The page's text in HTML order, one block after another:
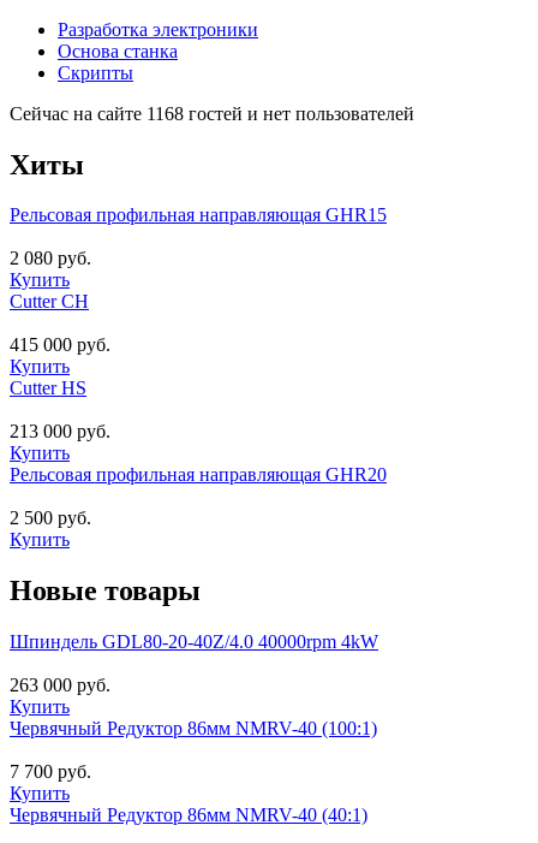
Разработка электроники
Основа станка
Скрипты
Сейчас на сайте 1168 гостей и нет пользователей
Хиты
Рельсовая профильная направляющая GHR15
2 080 руб.
Купить
Cutter CH
415 000 руб.
Купить
Cutter HS
213 000 руб.
Купить
Рельсовая профильная направляющая GHR20
2 500 руб.
Купить
Новые товары
Шпиндель GDL80-20-40Z/4.0 40000rpm 4kW
263 000 руб.
Купить
Червячный Редуктор 86мм NMRV-40 (100:1)
7 700 руб.
Купить
Червячный Редуктор 86мм NMRV-40 (40:1)